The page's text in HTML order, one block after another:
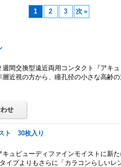
1 2 3 次 »
間交換型遠近両用コンタクト『アキ
近視の方から、瞳孔径の小さな高齢
ト 30枚入り
ュビューディファインモイストに新
イプよりもさらに「カラコンらしいレ